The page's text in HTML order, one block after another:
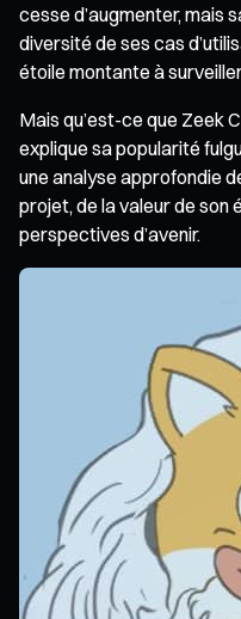
cesse d’augmenter, mais
diversité de ses cas
étoile montante à
Mais qu’est-ce que Zeek
explique sa popularité
une analyse approfondie
projet, de la valeur de son
perspectives d’avenir.